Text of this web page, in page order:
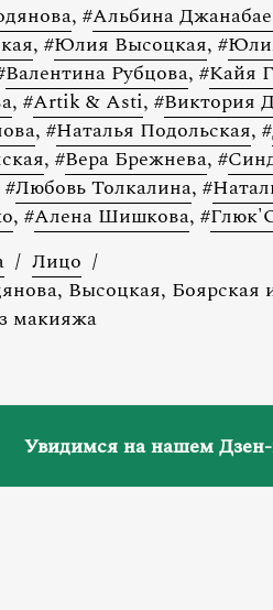
, #Альбина
, #Юлия Высоцкая, #
Валентина Рубцова, #Кайя
, #Artik & Asti, #Виктория
, #Наталья Подольская, #
, #Вера Брежнева, #
#Любовь Толкалина, #
, #Алена Шишкова, #
/ Лицо /
Высоцкая, Боярская
макияжа
Увидимся на нашем